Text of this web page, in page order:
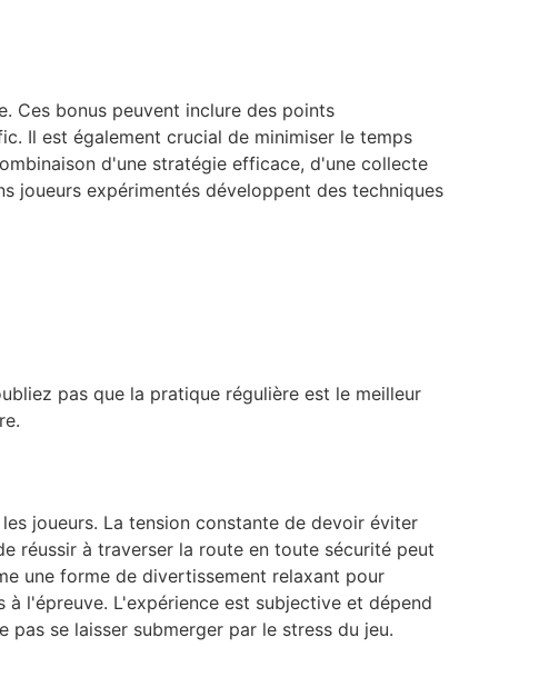
Ces bonus peuvent inclure des points
Il est également crucial de minimiser le temps
d'une stratégie efficace, d'une collecte
joueurs expérimentés développent des techniques
pas que la pratique régulière est le meilleur
joueurs. La tension constante de devoir éviter
réussir à traverser la route en toute sécurité peut
une forme de divertissement relaxant pour
l'épreuve. L'expérience est subjective et dépend
se laisser submerger par le stress du jeu.